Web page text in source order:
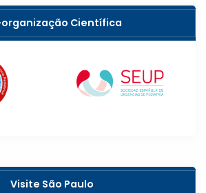
Científica
Visite São Paulo